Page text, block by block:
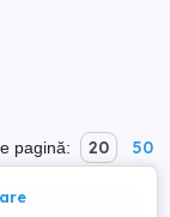
pagină: 20 50